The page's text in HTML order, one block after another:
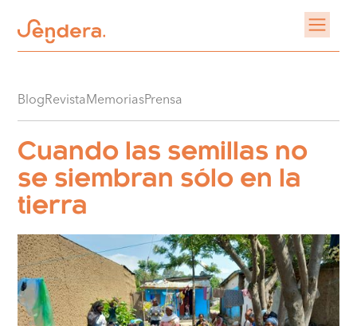
BlogRevistaMemoriasPrensa
Cuando las semillas no
se siembran sólo en la
tierra